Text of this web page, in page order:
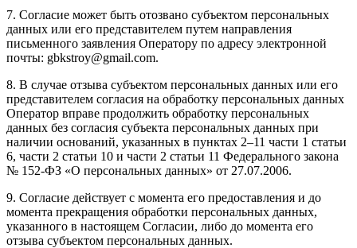
7. Согласие может быть отозвано субъектом персональных
данных или его представителем путем направления
письменного заявления Оператору по адресу электронной
почты: gbkstroy@gmail.com.
8. В случае отзыва субъектом персональных данных или его
представителем согласия на обработку персональных данных
Оператор вправе продолжить обработку персональных
данных без согласия субъекта персональных данных при
наличии оснований, указанных в пунктах 2–11 части 1 статьи
6, части 2 статьи 10 и части 2 статьи 11 Федерального закона
№ 152-ФЗ «О персональных данных» от 27.07.2006.
9. Согласие действует с момента его предоставления и до
момента прекращения обработки персональных данных,
указанного в настоящем Согласии, либо до момента его
отзыва субъектом персональных данных.